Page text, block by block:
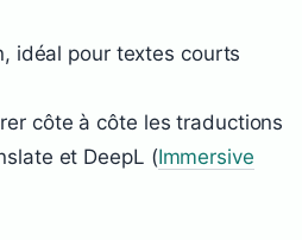
idéal pour textes courts
côte à côte les traductions
et DeepL (Immersive